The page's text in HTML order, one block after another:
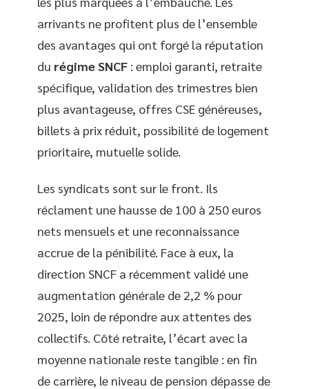
arrivants ne profitent plus de l’ensemble
des avantages qui ont forgé la réputation
du régime SNCF : emploi garanti, retraite
spécifique, validation des trimestres bien
plus avantageuse, offres CSE généreuses,
billets à prix réduit, possibilité de logement
prioritaire, mutuelle solide.
Les syndicats sont sur le front. Ils
réclament une hausse de 100 à 250 euros
nets mensuels et une reconnaissance
accrue de la pénibilité. Face à eux, la
direction SNCF a récemment validé une
augmentation générale de 2,2 % pour
2025, loin de répondre aux attentes des
collectifs. Côté retraite, l’écart avec la
moyenne nationale reste tangible : en fin
de carrière, le niveau de pension dépasse de